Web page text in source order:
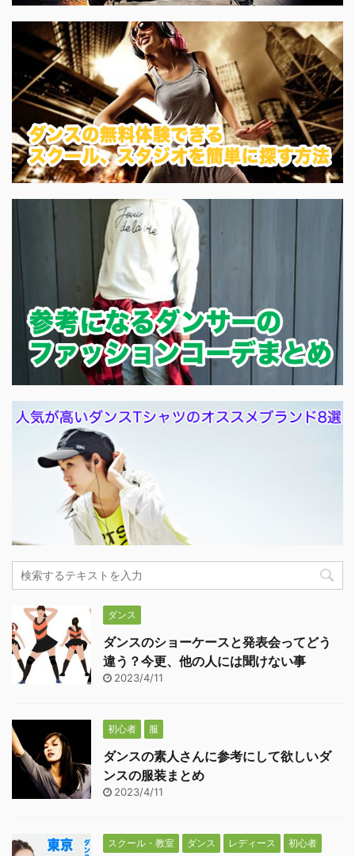
ダンス
ダンスのショーケースと発表会ってどう
違う？今更、他の人には聞けない事
2023/4/11
初心者 服
ダンスの素人さんに参考にして欲しいダ
ンスの服装まとめ
2023/4/11
スクール・教室 ダンス レディース 初心者